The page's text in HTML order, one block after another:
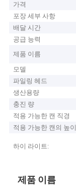
가격
포장 세부 사항
배달 시간
공급 능력
제품 이름
모델
파일링 헤드
생산용량
충진 량
적용 가능한 캔 직경
적용 가능한 캔의 높이
하이 라이트:
제품 이름